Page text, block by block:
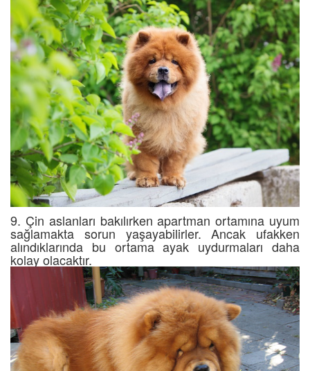
9. Çin aslanları bakılırken apartman ortamına uyum
sağlamakta sorun yaşayabilirler. Ancak ufakken
alındıklarında bu ortama ayak uydurmaları daha
kolay olacaktır.